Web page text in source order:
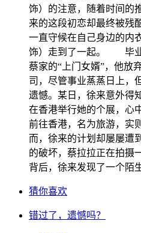
饰）的注意，随着时间的
来的这段初恋却最终被残
一直守候在自己身边的内
饰）走到了一起。 毕业
蔡家的“上门女婿”，他放
司，尽管事业蒸蒸日上，
遗憾。某日，徐来意外得
在香港举行她的个展，心
前往香港，名为旅游，实
而，徐来的计划却屡屡遭
的破坏，蔡拉拉正在拍摄
背后，徐来发现了一个陌
猜你喜欢
错过了，遗憾吗？